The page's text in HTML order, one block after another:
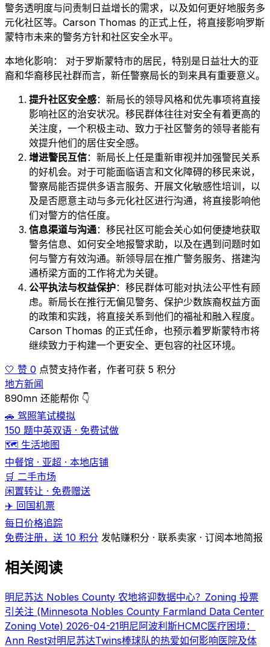
警务透明度与问责制日益增长的需求，以及如何更好地服务多
元化社区等。Carson Thomas 的正式上任，将直接影响罗斯
蒙特市未来的警务方针和社区安全水平。
本地化影响： 对于罗斯蒙特市的居民，特别是日益壮大的亚
裔和华裔移民社群而言，新任警察局长的到来具有重要意义。
提升社区安全感：新局长的领导风格和优先事项将直接
影响社区的治安状况。移民群体往往对安全有着更高的
关注度，一个积极主动、致力于社区警务的领导者能有
效提升他们的居住安全感。
增进警民互信：新局长上任是重新审视并加强警民关系
的好机会。对于可能面临语言和文化障碍的移民来说，
警察局能否提供多语言服务、开展文化敏感性培训，以
及是否愿意主动与多元化社区进行沟通，将直接影响他
们对警方的信任度。
信息渠道与沟通：移民社区可能会关心如何便捷地获取
警务信息、如何安全地报警求助，以及在遇到问题时如
何与警方有效沟通。新领导层在推广警务服务、搭建沟
通桥梁方面的工作将尤为关键。
公平执法与权益保护：移民群体可能对执法公平性有顾
虑。新局长在推行无偏见警务、保护少数族裔权益方面
的政策和实践，将直接关系到他们的福祉和融入程度。
Carson Thomas 的正式任命，也预示着罗斯蒙特市将
继续致力于构建一个更安全、更包容的社区环境。
🤍 赞 0 点赞支持作者，作者可获 5 积分
地方新闻
890mn 还能帮你 👇
🚗 驾照笔试模拟
150 题中英双语 · 免费试做
🗺️ 生活地图
中餐馆 · 亚超 · 本地店铺
🛒 二手市场
闲置转让 · 免费赠送
✈️ 回国机票
每日价格追踪
免费注册，送 10 积分 发帖赚积分 · 联系卖家 · 订阅本地简报
相关阅读
明尼苏达 Nobles County 农地将迎数据中心？Zoning 投票
引关注 (Minnesota Nobles County Farmland Data Center
Zoning Vote) 2026-04-21明尼阿波利斯HCMC医疗困境：
Ann Rest对明尼苏达Twins棒球队的热爱如何影响医院及体